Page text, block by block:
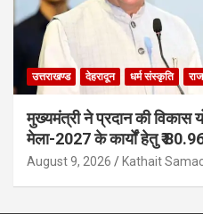
उत्तराखण्ड देहरादून धर्म संस्कृति
मुख्यमंत्री ने प्रदान की
मेला-2027 के कार्यों हेतु ₹
August 9, 2026 Kathait